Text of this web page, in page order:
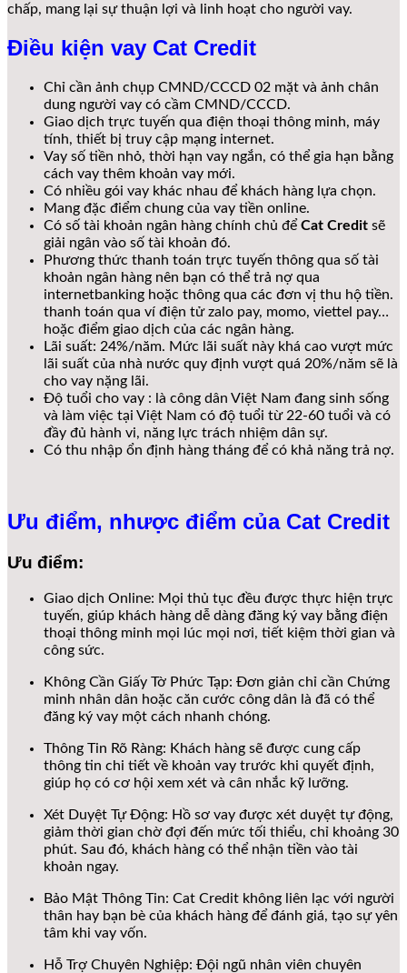
chấp, mang lại sự thuận lợi và linh hoạt cho người vay.
Điều kiện vay Cat Credit
Chỉ cần ảnh chụp CMND/CCCD 02 mặt và ảnh chân
dung người vay có cầm CMND/CCCD.
Giao dịch trực tuyến qua điện thoại thông minh, máy
tính, thiết bị truy cập mạng internet.
Vay số tiền nhỏ, thời hạn vay ngắn, có thể gia hạn bằng
cách vay thêm khoản vay mới.
Có nhiều gói vay khác nhau để khách hàng lựa chọn.
Mang đặc điểm chung của vay tiền online.
Có số tài khoản ngân hàng chính chủ để Cat Credit sẽ
giải ngân vào số tài khoản đó.
Phương thức thanh toán trực tuyến thông qua số tài
khoản ngân hàng nên bạn có thể trả nợ qua
internetbanking hoặc thông qua các đơn vị thu hộ tiền.
thanh toán qua ví điện tử zalo pay, momo, viettel pay…
hoặc điểm giao dịch của các ngân hàng.
Lãi suất: 24%/năm. Mức lãi suất này khá cao vượt mức
lãi suất của nhà nước quy định vượt quá 20%/năm sẽ là
cho vay nặng lãi.
Độ tuổi cho vay : là công dân Việt Nam đang sinh sống
và làm việc tại Việt Nam có độ tuổi từ 22-60 tuổi và có
đầy đủ hành vi, năng lực trách nhiệm dân sự.
Có thu nhập ổn định hàng tháng để có khả năng trả nợ.
Ưu điểm, nhược điểm của Cat Credit
Ưu điểm:
Giao dịch Online: Mọi thủ tục đều được thực hiện trực
tuyến, giúp khách hàng dễ dàng đăng ký vay bằng điện
thoại thông minh mọi lúc mọi nơi, tiết kiệm thời gian và
công sức.
Không Cần Giấy Tờ Phức Tạp: Đơn giản chỉ cần Chứng
minh nhân dân hoặc căn cước công dân là đã có thể
đăng ký vay một cách nhanh chóng.
Thông Tin Rõ Ràng: Khách hàng sẽ được cung cấp
thông tin chi tiết về khoản vay trước khi quyết định,
giúp họ có cơ hội xem xét và cân nhắc kỹ lưỡng.
Xét Duyệt Tự Động: Hồ sơ vay được xét duyệt tự động,
giảm thời gian chờ đợi đến mức tối thiểu, chỉ khoảng 30
phút. Sau đó, khách hàng có thể nhận tiền vào tài
khoản ngay.
Bảo Mật Thông Tin: Cat Credit không liên lạc với người
thân hay bạn bè của khách hàng để đánh giá, tạo sự yên
tâm khi vay vốn.
Hỗ Trợ Chuyên Nghiệp: Đội ngũ nhân viên chuyên